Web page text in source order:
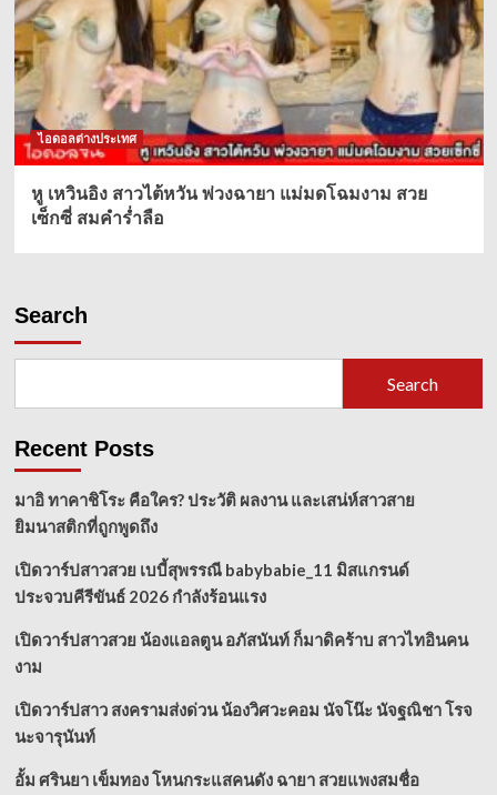
ไอดอลต่างประเทศ
หู เหวินอิง สาวไต้หวัน พ่วงฉายา แม่มดโฉมงาม สวย
เซ็กซี่ สมคำร่ำลือ
Search
Search
Recent Posts
มาอิ ทาคาชิโระ คือใคร? ประวัติ ผลงาน และเสน่ห์สาวสาย
ยิมนาสติกที่ถูกพูดถึง
เปิดวาร์ปสาวสวย เบบี้สุพรรณี babybabie_11 มิสแกรนด์
ประจวบคีรีขันธ์ 2026 กำลังร้อนแรง
เปิดวาร์ปสาวสวย น้องแอลตูน อภัสนันท์ ก็มาดิคร้าบ สาวไทอินคน
งาม
เปิดวาร์ปสาว สงครามส่งด่วน น้องวิศวะคอม นัจโน๊ะ นัจฐณิชา โรจ
นะจารุนันท์
อั้ม ศรินยา เข็มทอง โหนกระแสคนดัง ฉายา สวยแพงสมชื่อ